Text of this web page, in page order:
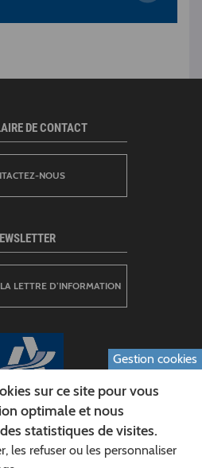
DE L'AISNE
DE CONTACT
NOUS
LETTRE D’INFORMATION
Gestion cookies
sur ce site pour vous
optimale et nous
statistiques de visites.
les refuser ou les personnaliser